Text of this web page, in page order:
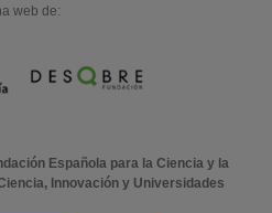
web de:
Española para la Ciencia y la
Innovación y Universidades